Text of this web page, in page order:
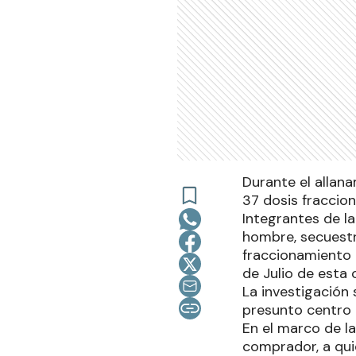
Durante el
37 dosis
Integrantes de
hombre,
fraccionamiento
de Julio de esta
La
presunto centro
En el marco de
comprador, a